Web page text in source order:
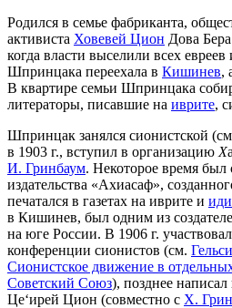
Родился в семье фабриканта,
активиста Ховевей Цион Дова
когда власти выселили всех евреев
Шпринцака переехала в Кишинев,
В квартире семьи Шпринцака
литераторы, писавшие на иврите,
Шпринцак занялся сионистской
в 1903 г., вступил в организацию Х
И. Гринбаум. Некоторое время был
издательства «Ахиасаф»,
печатался в газетах на иврите и
в Кишинев, был одним из
на юге России. В 1906 г.
конференции сионистов (см.
Сионистское движение в
Советский Союз), позднее
Це‘ирей Цион (совместно с Х.